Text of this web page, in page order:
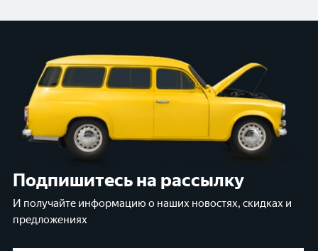
Подпишитесь на рассылку
И получайте информацию о наших новостях, скидках и
предложениях